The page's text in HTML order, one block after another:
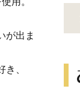
が出ま
、